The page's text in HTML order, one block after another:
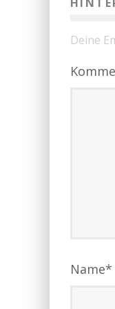
Deine
Name*